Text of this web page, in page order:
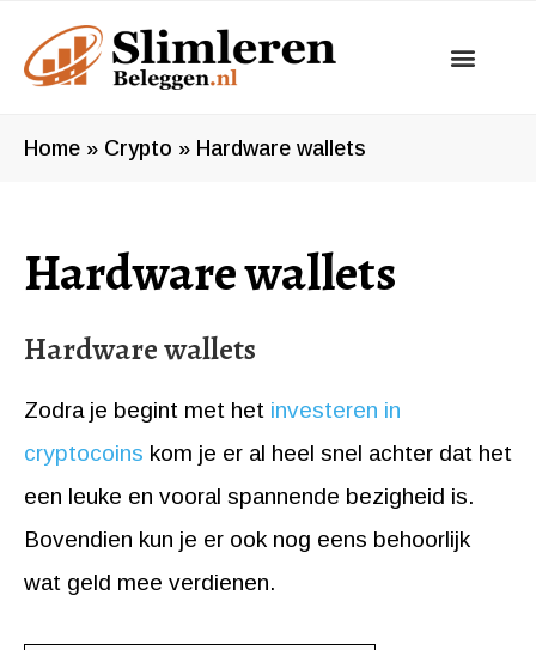
naar
inhoud
Home » Crypto » Hardware wallets
Hardware wallets
Hardware wallets
Zodra je begint met het investeren in
cryptocoins kom je er al heel snel achter dat het
een leuke en vooral spannende bezigheid is.
Bovendien kun je er ook nog eens behoorlijk
wat geld mee verdienen.